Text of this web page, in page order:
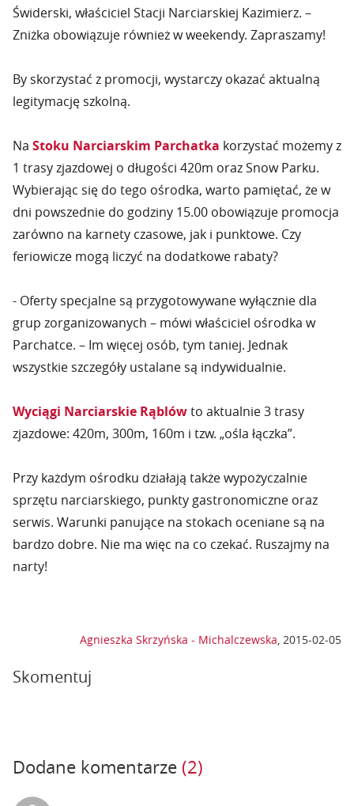
Świderski, właściciel Stacji Narciarskiej Kazimierz. –
Zniżka obowiązuje również w weekendy. Zapraszamy!
By skorzystać z promocji, wystarczy okazać aktualną
legitymację szkolną.
Na Stoku Narciarskim Parchatka korzystać możemy z
1 trasy zjazdowej o długości 420m oraz Snow Parku.
Wybierając się do tego ośrodka, warto pamiętać, że w
dni powszednie do godziny 15.00 obowiązuje promocja
zarówno na karnety czasowe, jak i punktowe. Czy
feriowicze mogą liczyć na dodatkowe rabaty?
- Oferty specjalne są przygotowywane wyłącznie dla
grup zorganizowanych – mówi właściciel ośrodka w
Parchatce. – Im więcej osób, tym taniej. Jednak
wszystkie szczegóły ustalane są indywidualnie.
Wyciągi Narciarskie Rąblówto aktualnie 3 trasy
zjazdowe: 420m, 300m, 160m i tzw. „ośla łączka”.
Przy każdym ośrodku działają także wypożyczalnie
sprzętu narciarskiego, punkty gastronomiczne oraz
serwis. Warunki panujące na stokach oceniane są na
bardzo dobre. Nie ma więc na co czekać. Ruszajmy na
narty!
Agnieszka Skrzyńska - Michalczewska, 2015-02-05
Skomentuj
Dodane komentarze (2)